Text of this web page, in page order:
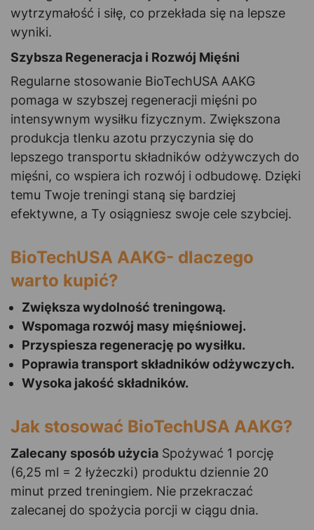
wytrzymałość i siłę, co przekłada się na lepsze
wyniki.
Szybsza Regeneracja i Rozwój Mięśni
Regularne stosowanie BioTechUSA AAKG
pomaga w szybszej regeneracji mięśni po
intensywnym wysiłku fizycznym. Zwiększona
produkcja tlenku azotu przyczynia się do
lepszego transportu składników odżywczych do
mięśni, co wspiera ich rozwój i odbudowę. Dzięki
temu Twoje treningi staną się bardziej
efektywne, a Ty osiągniesz swoje cele szybciej.
BioTechUSA AAKG- dlaczego
warto kupić?
Zwiększa wydolność treningową.
Wspomaga rozwój masy mięśniowej.
Przyspiesza regenerację po wysiłku.
Poprawia transport składników odżywczych.
Wysoka jakość składników.
Jak stosować BioTechUSA AAKG?
Zalecany sposób użycia Spożywać 1 porcję
(6,25 ml = 2 łyżeczki) produktu dziennie 20
minut przed treningiem. Nie przekraczać
zalecanej do spożycia porcji w ciągu dnia.